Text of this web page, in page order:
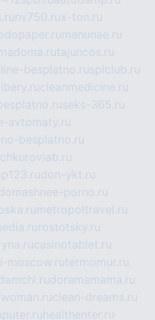
nv750.rux-ton.ru
manunae.ru
madoma.rutajuncos.ru
besplatno.rusplclub.ru
ribery.rucleanmedicine.ru
seks-365.ru
avtomaty.ru
besplatno.ru
don-ykt.ru
porno.ru
metropoltravel.ru
rostotsky.ru
casinotablet.ru
moscow.rutermomur.ru
doramamama.ru
clean-dreams.ru
healthenter.ru